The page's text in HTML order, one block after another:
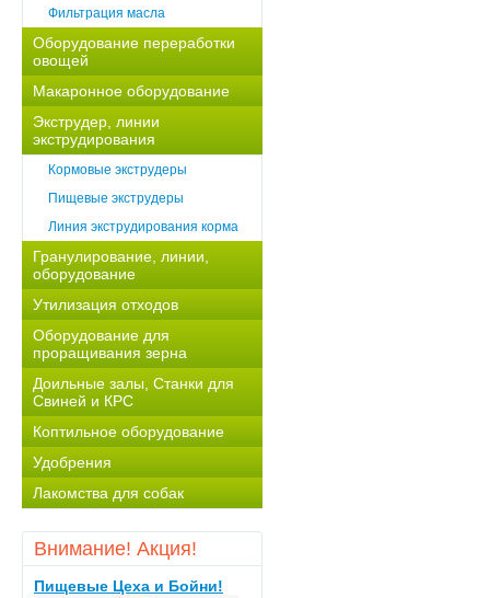
Фильтрация масла
Оборудование переработки
овощей
Макаронное оборудование
Экструдер, линии
экструдирования
Кормовые экструдеры
Пищевые экструдеры
Линия экструдирования корма
Гранулирование, линии,
оборудование
Утилизация отходов
Оборудование для
проращивания зерна
Доильные залы, Станки для
Свиней и КРС
Коптильное оборудование
Удобрения
Лакомства для собак
Внимание! Акция!
Пищевые Цеха и Бойни!